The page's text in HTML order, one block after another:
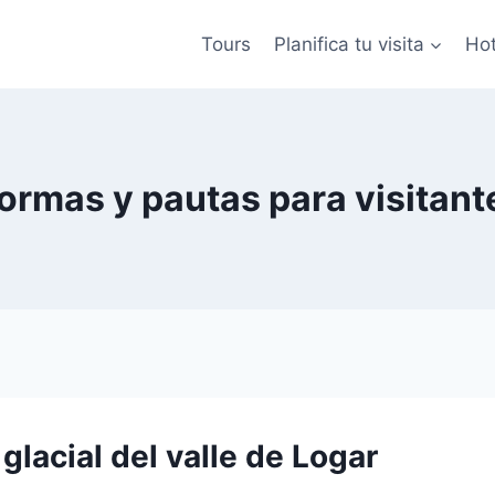
Tours Planifica tu visita
y pautas para
del valle de Logar